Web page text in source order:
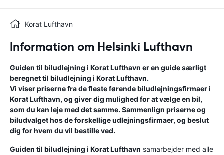
Korat Lufthavn
Information om Helsinki Lufthavn
Guiden til biludlejning i Korat Lufthavn er en guide særligt
beregnet til biludlejning i Korat Lufthavn.
Vi viser priserne fra de fleste førende biludlejningsfirmaer i
Korat Lufthavn, og giver dig mulighed for at vælge en bil,
som du kan leje med det samme. Sammenlign priserne og
biludvalget hos de forskellige udlejningsfirmaer, og beslut
dig for hvem du vil bestille ved.
Guiden til biludlejning i Korat Lufthavn samarbejder med alle